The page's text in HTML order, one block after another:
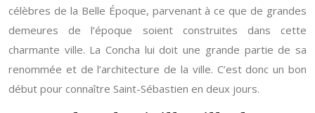
célèbres de la Belle Époque, parvenant à ce que de grandes
demeures de l’époque soient construites dans cette
charmante ville. La Concha lui doit une grande partie de sa
renommée et de l’architecture de la ville. C’est donc un bon
début pour connaître Saint-Sébastien en deux jours.